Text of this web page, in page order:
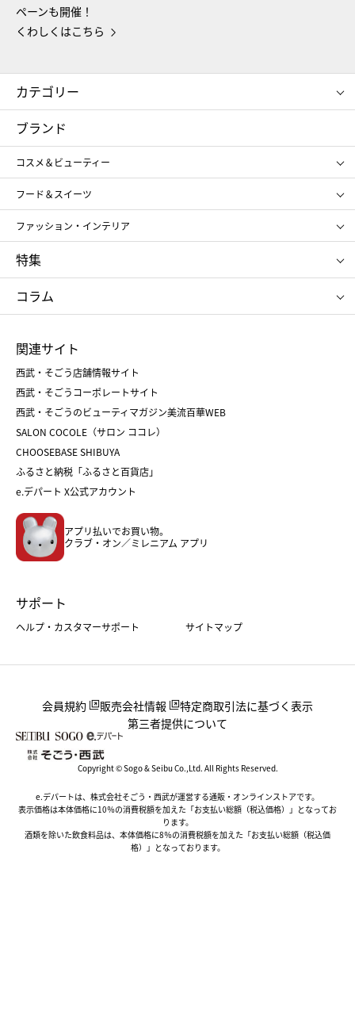
ペーンも開催！
くわしくはこちら
カテゴリー
コスメ＆ビューティー
ギフト
レディース
メンズ
スポーツ・アウトドア
お中元
お歳暮
ブランド
コスメ＆ビューティー
SHISEIDO
ポール&ジョー ボーテ
ジルスチュアート
NARS
RMK
クリニーク
SK-Ⅱ
フード＆スイーツ
アンリ・シャルパンティエ
ゴディバ
新宿高野
たねや
ねんりん家
ファッション・インテリア
ポロ ラルフ ローレン
タケオ キクチ
ママ＆キッズ
シュタイフ
特集
お中元
ひな人形
五月人形
父の日
クリスマスケーキ
ホワイトデー
コラム
菓子折り
和菓子
人気のギフト
バレンタイン
ホワイトデー
おせち
フード
ホーム・キッチン＆アート
関連サイト
西武・そごう店舗情報サイト
西武・そごうコーポレートサイト
西武・そごうのビューティマガジン美流百華WEB
SALON COCOLE（サロン ココレ）
CHOOSEBASE SHIBUYA
ふるさと納税「ふるさと百貨店」
e.デパート X公式アカウント
アプリ払いでお買い物。
クラブ・オン／ミレニアム アプリ
サポート
ヘルプ・カスタマーサポート サイトマップ
会員規約 販売会社情報
特定商取引法に基づく表示
第三者提供について
Copyright © Sogo & Seibu Co.,Ltd. All Rights Reserved.
e.デパートは、株式会社そごう・西武が運営する通販・オンラインストアです。
表示価格は本体価格に10％の消費税額を加えた「お支払い総額（税込価格）」となってお
ります。
酒類を除いた飲食料品は、本体価格に8％の消費税額を加えた「お支払い総額（税込価
格）」となっております。